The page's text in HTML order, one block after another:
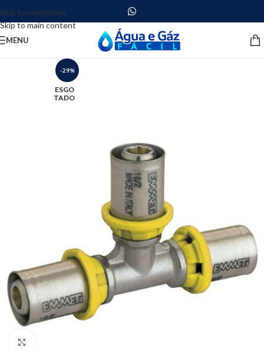
Skip to navigation
Skip to main content
MENU
-29%
ESGO
TADO